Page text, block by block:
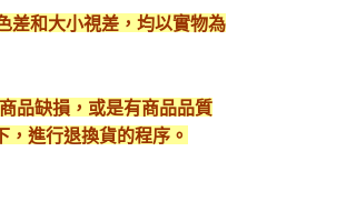
差和大小視差，均以實物為
品缺損，或是有商品品質
進行退換貨的程序。